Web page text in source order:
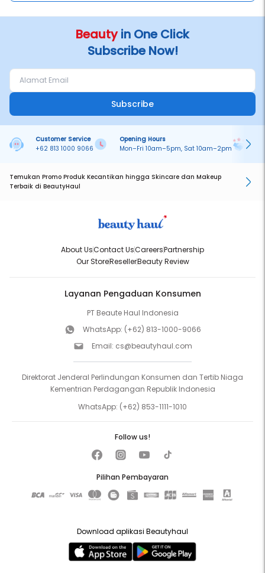
Beautyin One Click
Subscribe Now!
Subscribe
Customer Service
+62 813 1000 9066
Opening Hours
Mon–Fri 10am–5pm, Sat 10am–2pm
Temukan Promo Produk Kecantikan hingga Skincare dan Makeup
Terbaik di BeautyHaul
About UsContact UsCareersPartnership
Our StoreResellerBeauty Review
Layanan Pengaduan Konsumen
PT Beaute Haul Indonesia
WhatsApp: (+62) 813-1000-9066
Email: cs@beautyhaul.com
Direktorat Jenderal Perlindungan Konsumen dan Tertib Niaga
Kementrian Perdagangan Republik Indonesia
WhatsApp: (+62) 853-1111-1010
Pilihan Pembayaran
Follow us!
Download aplikasi Beautyhaul